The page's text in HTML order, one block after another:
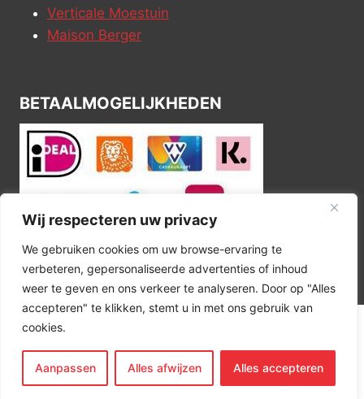
Wij respecteren uw privacy
We gebruiken cookies om uw browse-ervaring te
verbeteren, gepersonaliseerde advertenties of inhoud
weer te geven en ons verkeer te analyseren. Door op "Alles
accepteren" te klikken, stemt u in met ons gebruik van
cookies.
Aanpassen Alles afwijzen Alles accepteren
Verticale Moestuin
Maison Berger
BETAALMOGELIJKHEDEN
© 2026 Kitchen Corner